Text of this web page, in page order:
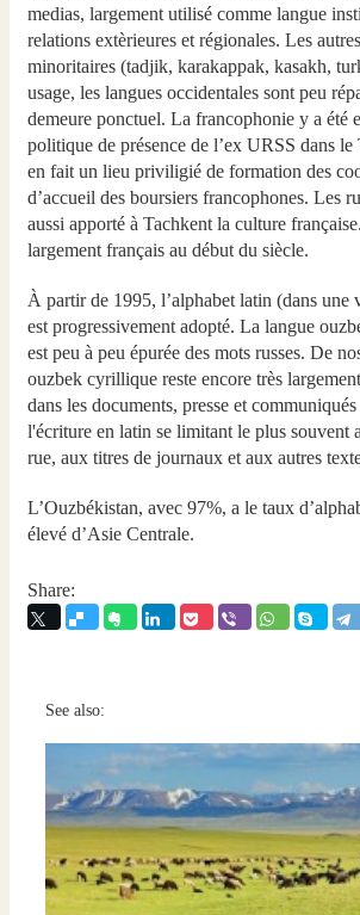
medias, largement utilisé comme langue
relations extèrieures et régionales. Les
minoritaires (tadjik, karakappak, kasakh,
usage, les langues occidentales sont peu
demeure ponctuel. La francophonie y a été
politique de présence de l’ex URSS dans
en fait un lieu priviligié de formation des
d’accueil des boursiers francophones. Les
aussi apporté à Tachkent la culture
largement français au début du siècle.
À partir de 1995, l’alphabet latin (dans une
est progressivement adopté. La langue
est peu à peu épurée des mots russes. De
ouzbek cyrillique reste encore très
dans les documents, presse et
l'écriture en latin se limitant le plus souvent
rue, aux titres de journaux et aux autres
L’Ouzbékistan, avec 97%, a le taux
élevé d’Asie Centrale.
Share:
See also: